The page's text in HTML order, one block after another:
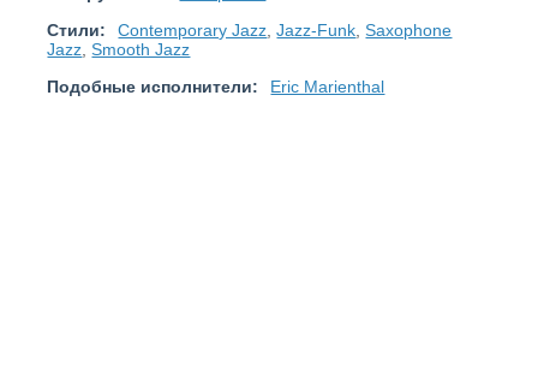
Стили:
Contemporary Jazz,Jazz-Funk,Saxophone
Jazz,Smooth Jazz
Подобные исполнители:
Eric Marienthal